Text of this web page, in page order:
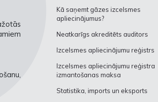
Ziemeļu Baltijas ūdeņraža koridors
palielināšana
Kā saņemt gāzes izcelsmes
apliecinājumus?
Neatkarīgs akreditēts auditors
Izcelsmes apliecinājumu reģistrs
Izcelsmes apliecinājumu reģistra
izmantošanas maksa
Statistika, imports un eksports